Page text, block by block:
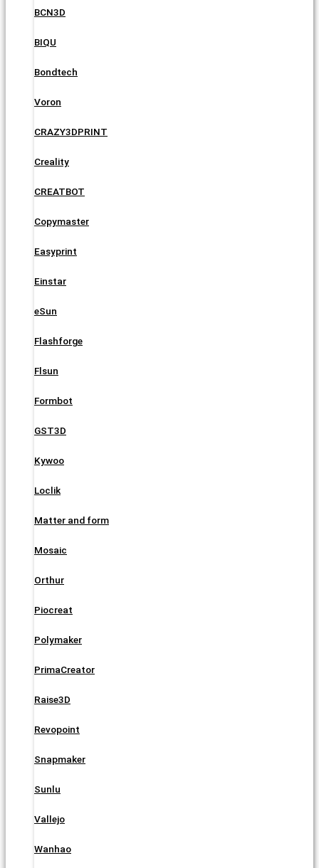
BCN3D
BIQU
Bondtech
Voron
CRAZY3DPRINT
Creality
CREATBOT
Copymaster
Easyprint
Einstar
eSun
Flashforge
Flsun
Formbot
GST3D
Kywoo
Loclik
Matter and form
Mosaic
Orthur
Piocreat
Polymaker
PrimaCreator
Raise3D
Revopoint
Snapmaker
Sunlu
Vallejo
Wanhao